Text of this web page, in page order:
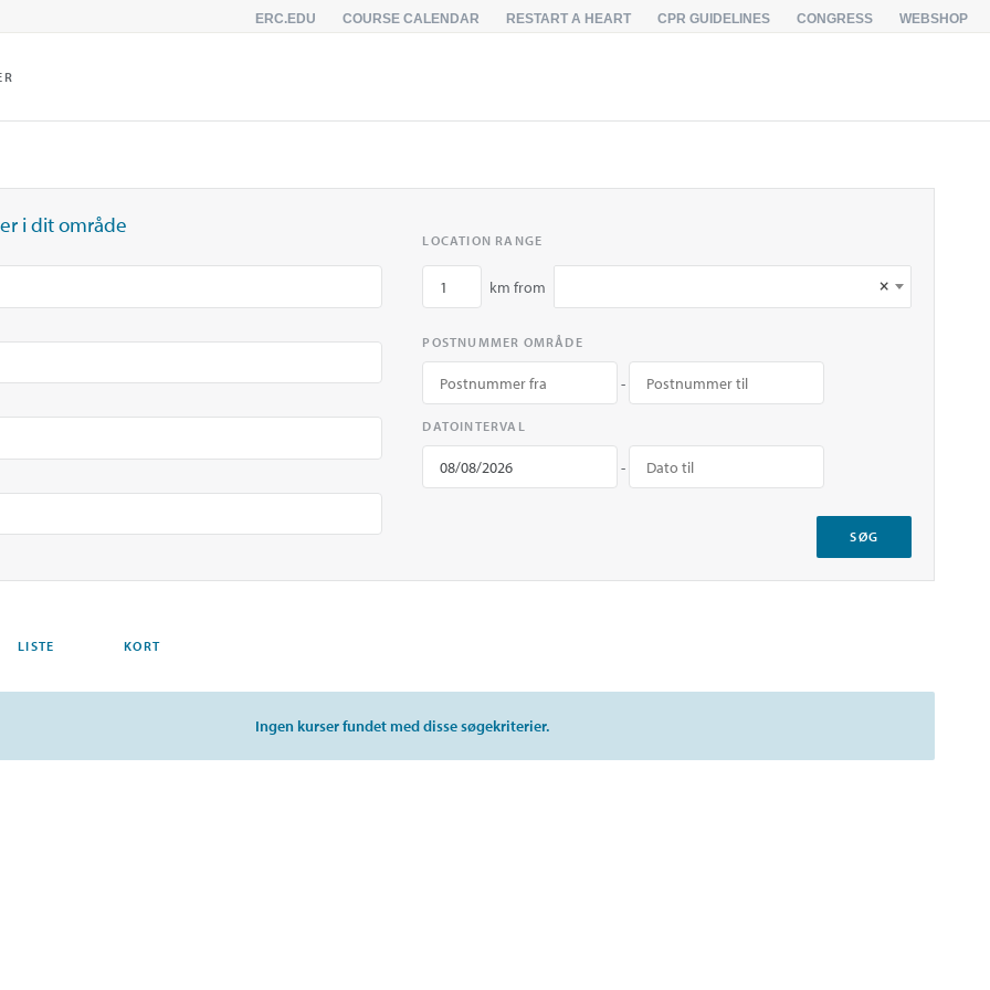
ERC.EDU COURSE CALENDAR RESTART A HEART CPR GUIDELINES CONGRESS WEBSHOP
i dit område
LOCATION RANGE
km from ×
POSTNUMMER OMRÅDE
-
DATOINTERVAL
-
SØG
LISTE KORT
Ingen kurser fundet med disse søgekriterier.